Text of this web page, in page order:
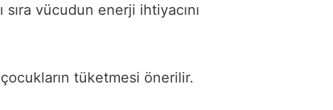
vücudun enerji ihtiyacını
tüketmesi önerilir.